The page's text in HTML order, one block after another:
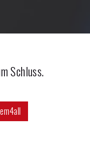
Schluss.